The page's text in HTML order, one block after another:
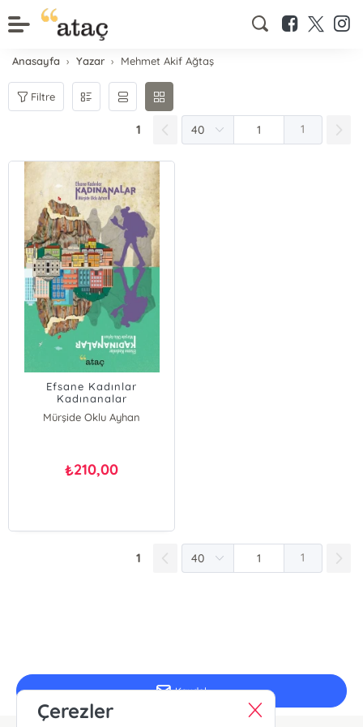
Anasayfa Yazar Mehmet Akif Ağtaş
Filtre
1 1
Efsane Kadınlar
Kadınanalar
Mürşide Oklu Ayhan
₺210,00
1 1
Kaydol
Çerezler